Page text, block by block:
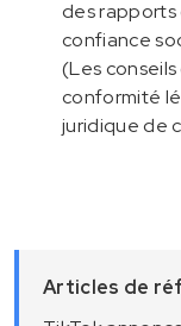
des rapports
confiance
(Les
conformité
juridique de
Articles de